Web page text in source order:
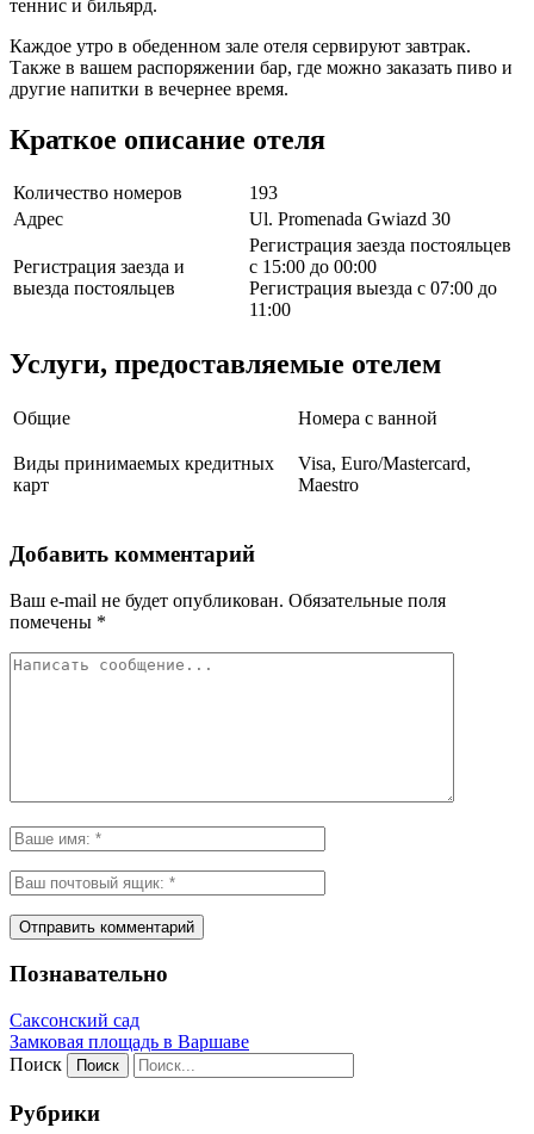
теннис и бильярд.
Каждое утро в обеденном зале отеля сервируют завтрак.
Также в вашем распоряжении бар, где можно заказать пиво и
другие напитки в вечернее время.
Краткое описание отеля
Количество номеров
193
Адрес
Ul. Promenada Gwiazd 30
Регистрация заезда и
выезда постояльцев
Регистрация заезда постояльцев
с 15:00 до 00:00
Регистрация выезда с 07:00 до
11:00
Услуги, предоставляемые отелем
Общие Номера с ванной
Виды принимаемых кредитных
карт
Visa, Euro/Mastercard,
Maestro
Добавить комментарий
Ваш e-mail не будет опубликован. Обязательные поля
помечены *
Познавательно
Саксонский сад
Замковая площадь в Варшаве
Поиск
Рубрики